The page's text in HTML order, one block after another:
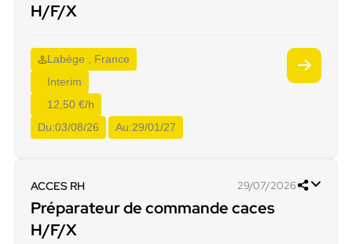
H/F/X
Labège , France
Interim
12,50 €/h
Du:03/08/26 Au:29/01/27
ACCES RH 29/07/2026
Préparateur de commande caces
H/F/X